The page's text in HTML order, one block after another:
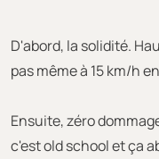
D'abord, la solidité.
pas même à 15 km/h
Ensuite, zéro
c'est old school et ça